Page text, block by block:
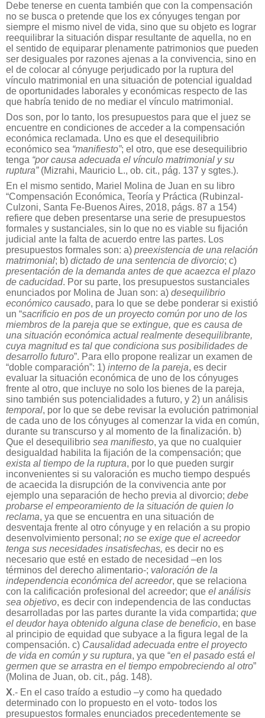
Debe tenerse en cuenta también que con la compensación
no se busca o pretende que los ex cónyuges tengan por
siempre el mismo nivel de vida, sino que su objeto es lograr
reequilibrar la situación dispar resultante de aquella, no en
el sentido de equiparar plenamente patrimonios que pueden
ser desiguales por razones ajenas a la convivencia, sino en
el de colocar al cónyuge perjudicado por la ruptura del
vínculo matrimonial en una situación de potencial igualdad
de oportunidades laborales y económicas respecto de las
que habría tenido de no mediar el vínculo matrimonial.
Dos son, por lo tanto, los presupuestos para que el juez se
encuentre en condiciones de acceder a la compensación
económica reclamada. Uno es que el desequilibrio
económico sea “manifiesto”; el otro, que ese desequilibrio
tenga “por causa adecuada el vínculo matrimonial y su
ruptura” (Mizrahi, Mauricio L., ob. cit., pág. 137 y sgtes.).
En el mismo sentido, Mariel Molina de Juan en su libro
“Compensación Económica, Teoría y Práctica (Rubinzal-
Culzoni, Santa Fe-Buenos Aires, 2018, págs. 87 a 154)
refiere que deben presentarse una serie de presupuestos
formales y sustanciales, sin lo que no es viable su fijación
judicial ante la falta de acuerdo entre las partes. Los
presupuestos formales son: a) preexistencia de una relación
matrimonial; b) dictado de una sentencia de divorcio; c)
presentación de la demanda antes de que acaezca el plazo
de caducidad. Por su parte, los presupuestos sustanciales
enunciados por Molina de Juan son: a) desequilibrio
económico causado, para lo que se debe ponderar si existió
un “sacrificio en pos de un proyecto común por uno de los
miembros de la pareja que se extingue, que es causa de
una situación económica actual realmente desequilibrante,
cuya magnitud es tal que condiciona sus posibilidades de
desarrollo futuro”. Para ello propone realizar un examen de
“doble comparación”: 1) interno de la pareja, es decir
evaluar la situación económica de uno de los cónyuges
frente al otro, que incluye no solo los bienes de la pareja,
sino también sus potencialidades a futuro, y 2) un análisis
temporal, por lo que se debe revisar la evolución patrimonial
de cada uno de los cónyuges al comenzar la vida en común,
durante su transcurso y al momento de la finalización. b)
Que el desequilibrio sea manifiesto, ya que no cualquier
desigualdad habilita la fijación de la compensación; que
exista al tiempo de la ruptura, por lo que pueden surgir
inconvenientes si su valoración es mucho tiempo después
de acaecida la disrupción de la convivencia ante por
ejemplo una separación de hecho previa al divorcio; debe
probarse el empeoramiento de la situación de quien lo
reclama, ya que se encuentra en una situación de
desventaja frente al otro cónyuge y en relación a su propio
desenvolvimiento personal; no se exige que el acreedor
tenga sus necesidades insatisfechas, es decir no es
necesario que esté en estado de necesidad –en los
términos del derecho alimentario-; valoración de la
independencia económica del acreedor, que se relaciona
con la calificación profesional del acreedor; que el análisis
sea objetivo, es decir con independencia de las conductas
desarrolladas por las partes durante la vida compartida; que
el deudor haya obtenido alguna clase de beneficio, en base
al principio de equidad que subyace a la figura legal de la
compensación. c) Causalidad adecuada entre el proyecto
de vida en común y su ruptura, ya que “en el pasado está el
germen que se arrastra en el tiempo empobreciendo al otro”
(Molina de Juan, ob. cit., pág. 148).
X.- En el caso traído a estudio –y como ha quedado
determinado con lo propuesto en el voto- todos los
presupuestos formales enunciados precedentemente se